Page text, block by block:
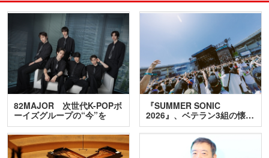
82MAJOR 次世代K-POPボ
ーイズグループの“今”を
訊…
『SUMMER SONIC
2026』、ベテラン3組の懐…